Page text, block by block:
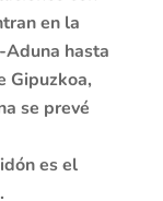
en la
Aduna hasta
Gipuzkoa,
se prevé
es el